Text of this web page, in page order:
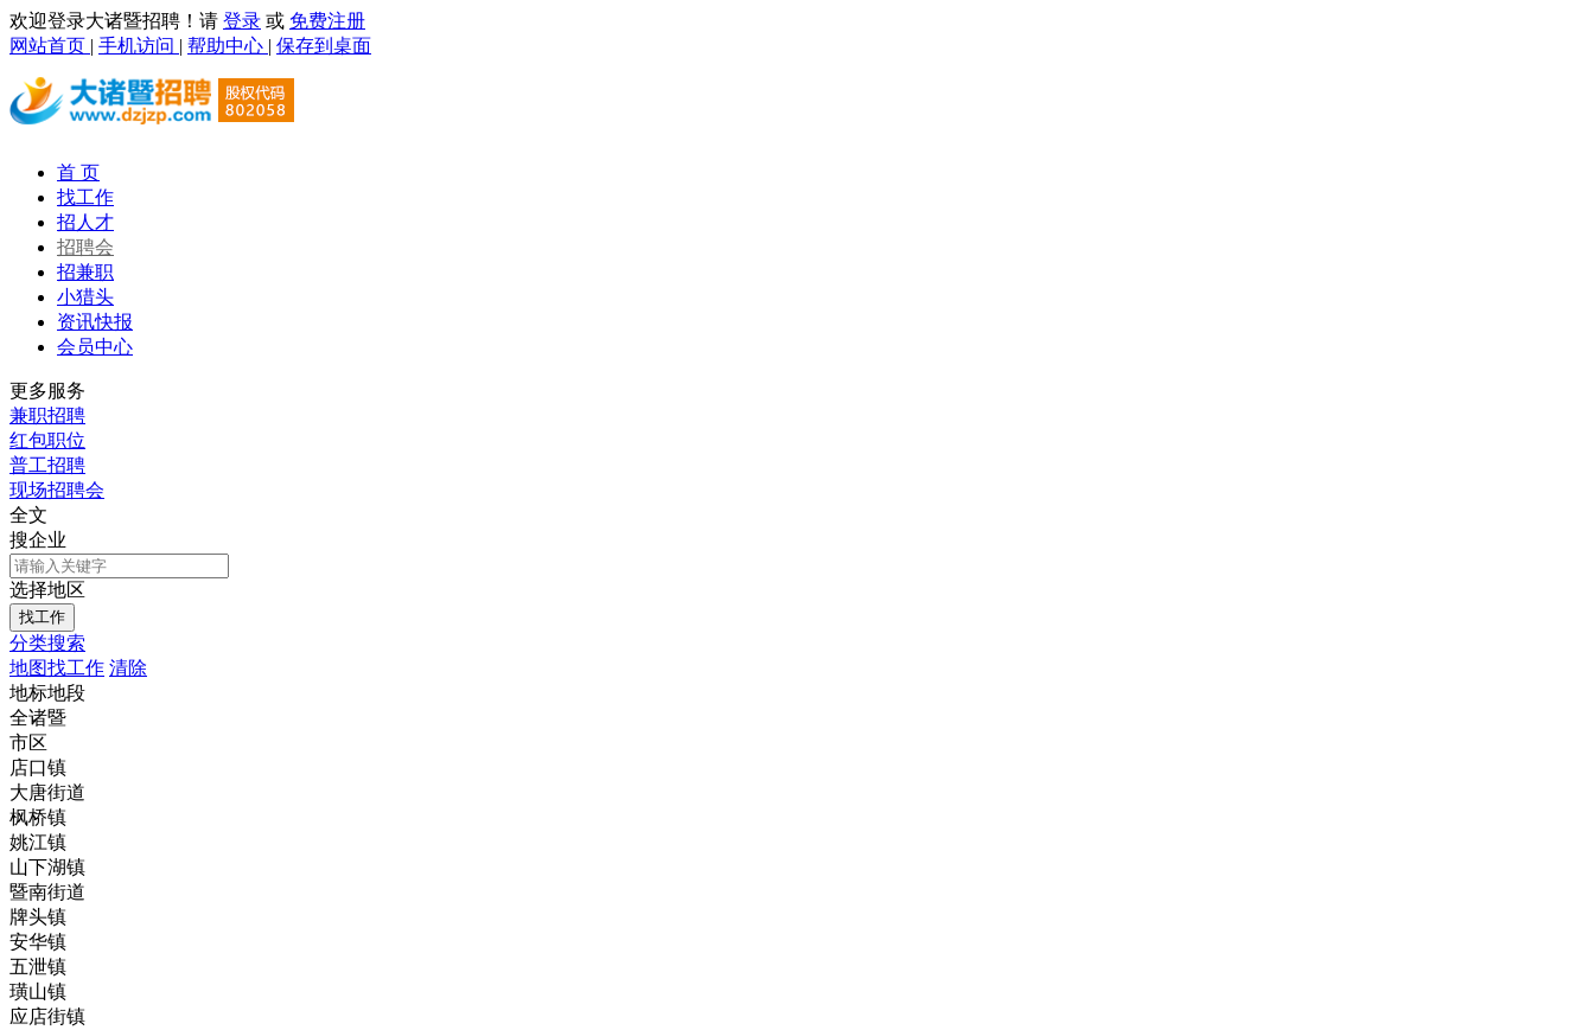
欢迎登录大诸暨招聘！请 登录 或 免费注册
网站首页 | 手机访问 | 帮助中心 | 保存到桌面
首 页
找工作
招人才
招聘会
招兼职
小猎头
资讯快报
会员中心
更多服务
兼职招聘
红包职位
普工招聘
现场招聘会
全文
搜企业
选择地区
分类搜索
地图找工作 清除
地标地段
全诸暨
市区
店口镇
大唐街道
枫桥镇
姚江镇
山下湖镇
暨南街道
牌头镇
安华镇
五泄镇
璜山镇
应店街镇